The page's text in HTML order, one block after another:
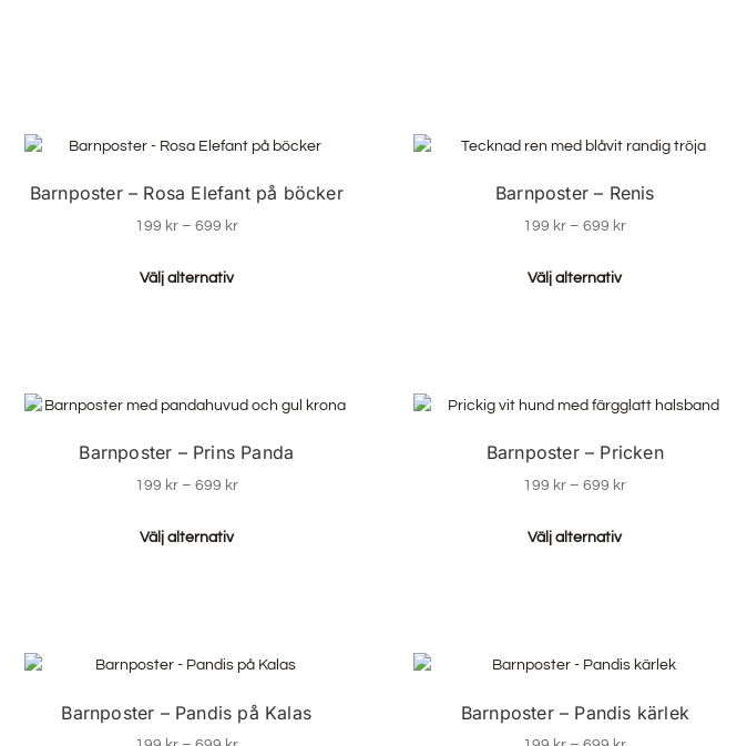
Barnposter – Rosa Elefant på böcker
199 kr – 699 kr
Välj alternativ
Barnposter – Renis
199 kr – 699 kr
Välj alternativ
Barnposter – Prins Panda
199 kr – 699 kr
Välj alternativ
Barnposter – Pricken
199 kr – 699 kr
Välj alternativ
Barnposter – Pandis på Kalas Barnposter – Pandis kärlek